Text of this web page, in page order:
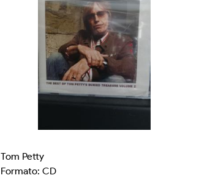
Tom Petty
Formato: CD